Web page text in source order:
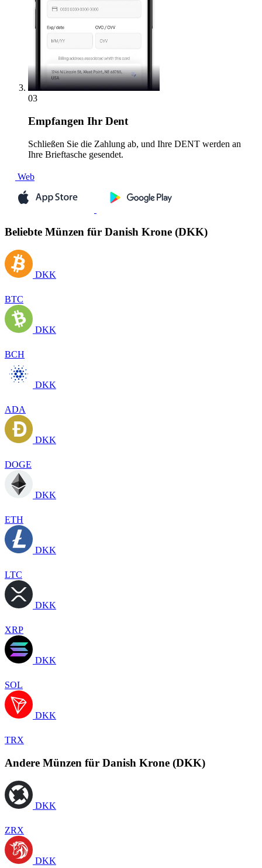
03
Empfangen Ihr Dent
Schließen Sie die Zahlung ab, und Ihre DENT werden an
Ihre Brieftasche gesendet.
Web
Beliebte Münzen für Danish Krone (DKK)
DKK
BTC
DKK
BCH
DKK
ADA
DKK
DOGE
DKK
ETH
DKK
LTC
DKK
XRP
DKK
SOL
DKK
TRX
Andere Münzen für Danish Krone (DKK)
DKK
ZRX
DKK